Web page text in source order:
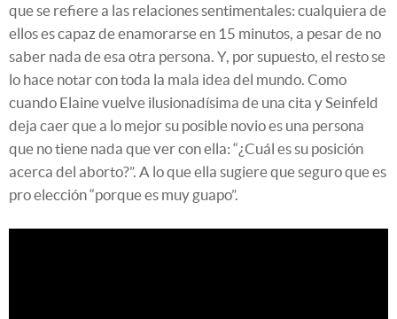
que se refiere a las relaciones sentimentales: cualquiera de
ellos es capaz de enamorarse en 15 minutos, a pesar de no
saber nada de esa otra persona. Y, por supuesto, el resto se
lo hace notar con toda la mala idea del mundo. Como
cuando Elaine vuelve ilusionadísima de una cita y Seinfeld
deja caer que a lo mejor su posible novio es una persona
que no tiene nada que ver con ella: “¿Cuál es su posición
acerca del aborto?”. A lo que ella sugiere que seguro que es
pro elección “porque es muy guapo”.